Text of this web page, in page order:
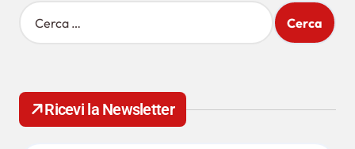
R
i
c
p
Ricevi la Newsletter